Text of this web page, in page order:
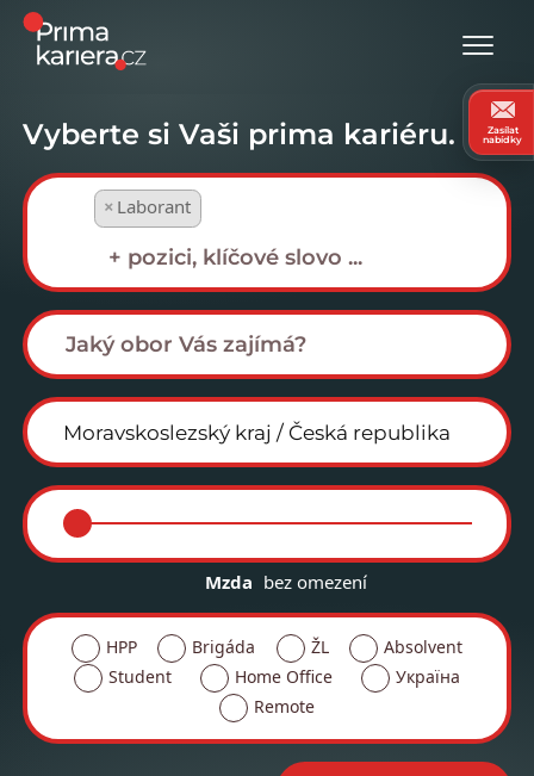
Vyberte si Vaši prima kariéru.
× Laborant
Mzda bez omezení
HPP Brigáda ŽL
Absolvent
Student
Home Office
Україна
Remote
Zasílat
nabídky